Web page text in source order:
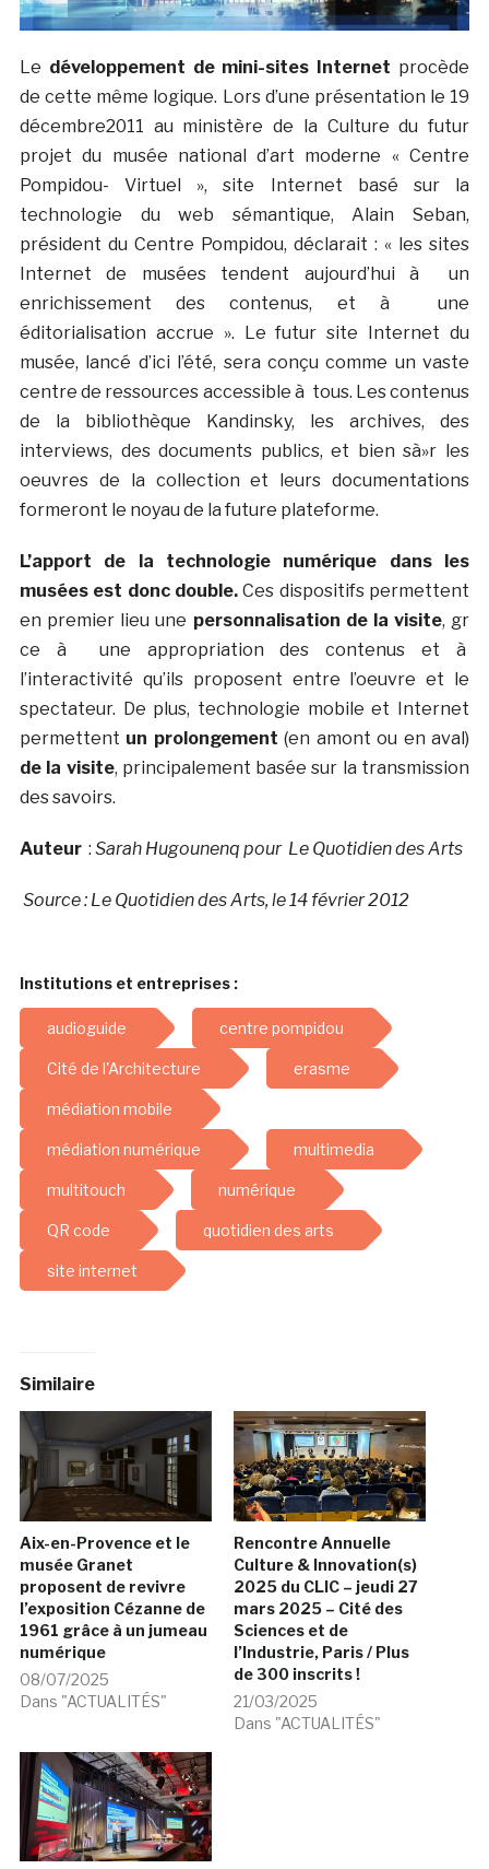
Le développement de mini-sites Internet procède
de cette même logique. Lors d’une présentation le 19
décembre2011 au ministère de la Culture du futur
projet du musée national d’art moderne « Centre
Pompidou- Virtuel », site Internet basé sur la
technologie du web sémantique, Alain Seban,
président du Centre Pompidou, déclarait : « les sites
Internet de musées tendent aujourd’hui à un
enrichissement des contenus, et à une
éditorialisation accrue ». Le futur site Internet du
musée, lancé d’ici l’été, sera conçu comme un vaste
centre de ressources accessible à tous. Les contenus
de la bibliothèque Kandinsky, les archives, des
interviews, des documents publics, et bien sà»r les
oeuvres de la collection et leurs documentations
formeront le noyau de la future plateforme.
L’apport de la technologie numérique dans les
musées est donc double. Ces dispositifs permettent
en premier lieu une personnalisation de la visite, gr
ce à une appropriation des contenus et à
l’interactivité qu’ils proposent entre l’oeuvre et le
spectateur. De plus, technologie mobile et Internet
permettent un prolongement (en amont ou en aval)
de la visite, principalement basée sur la transmission
des savoirs.
Auteur : Sarah Hugounenq pour Le Quotidien des Arts
Source : Le Quotidien des Arts, le 14 février 2012
Institutions et entreprises :
audioguide centre pompidou
Cité de l'Architecture erasme
médiation mobile
médiation numérique multimedia
multitouch numérique
QR code quotidien des arts
site internet
Similaire
Aix-en-Provence et le
musée Granet
proposent de revivre
l’exposition Cézanne de
1961 grâce à un jumeau
numérique
08/07/2025
Dans "ACTUALITÉS"
Rencontre Annuelle
Culture & Innovation(s)
2025 du CLIC – jeudi 27
mars 2025 – Cité des
Sciences et de
l’Industrie, Paris / Plus
de 300 inscrits !
21/03/2025
Dans "ACTUALITÉS"